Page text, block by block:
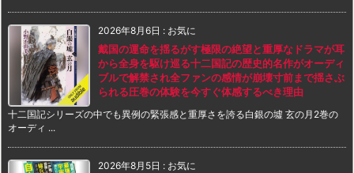
2026年8月6日 : お気に
戴国の運命を揺るがす極限の絶望と重厚なドラマが耳
から全身を駆け巡る十二国記の歴史的名作がオーディ
ブルで解禁され全ファンの感情が崩壊寸前まで揺さぶ
られる圧巻の体験を今すぐ体感するべき理由
十二国記シリーズの中でも異例の緊張感と重厚さを誇る白銀の墟 玄の月2巻の
オーディ ...
2026年8月5日 : お気に